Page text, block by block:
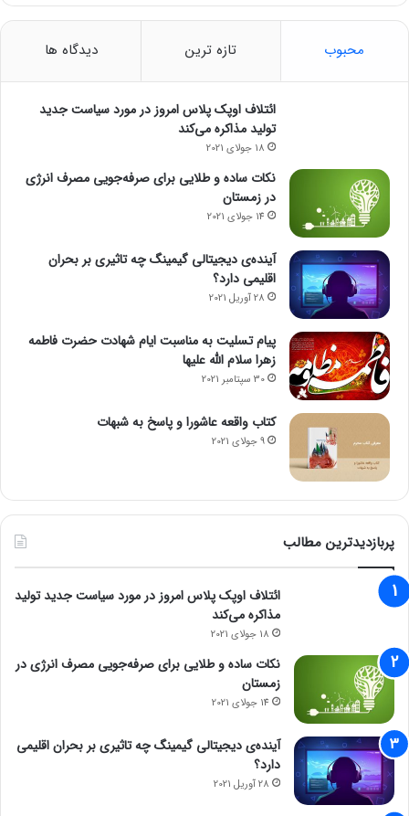
محبوب تازه ترین دیدگاه ها
ائتلاف اوپک پلاس امروز در مورد سیاست جدید
تولید مذاکره می‌کند
18 جولای 2021
نکات ساده و طلایی برای صرفه‌جویی مصرف انرژی
در زمستان
14 جولای 2021
آینده‌ی دیجیتالی گیمینگ چه تاثیری بر بحران
اقلیمی دارد؟
28 آوریل 2021
پیام تسلیت به مناسبت ایام شهادت حضرت فاطمه
زهرا سلام الله علیها
30 سپتامبر 2021
کتاب واقعه عاشورا و پاسخ به شبهات
9 جولای 2021
پربازدیدترین مطالب
ائتلاف اوپک پلاس امروز در مورد سیاست جدید تولید
مذاکره می‌کند
18 جولای 2021
نکات ساده و طلایی برای صرفه‌جویی مصرف انرژی در
زمستان
14 جولای 2021
آینده‌ی دیجیتالی گیمینگ چه تاثیری بر بحران اقلیمی
دارد؟
28 آوریل 2021